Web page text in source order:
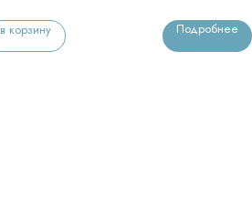
в корзину Подробнее